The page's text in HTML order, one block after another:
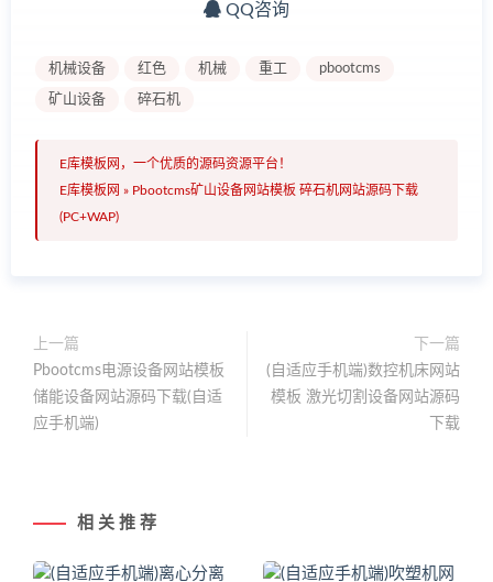
QQ咨询
机械设备 红色 机械 重工 pbootcms
矿山设备 碎石机
E库模板网，一个优质的源码资源平台！
E库模板网 » Pbootcms矿山设备网站模板 碎石机网站源码下载
(PC+WAP)
上一篇
Pbootcms电源设备网站模板
储能设备网站源码下载(自适
应手机端)
下一篇
(自适应手机端)数控机床网站
模板 激光切割设备网站源码
下载
相 关 推 荐